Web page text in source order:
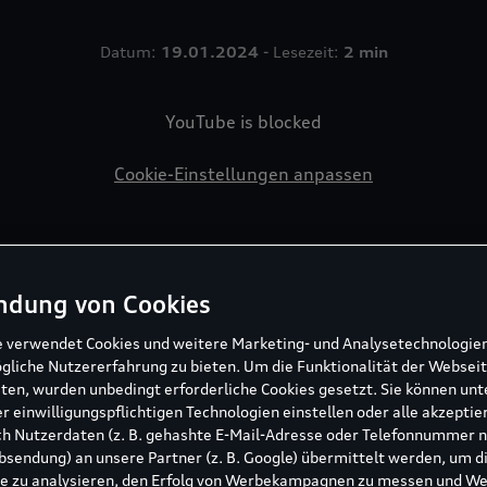
Datum: 19.01.2024- Lesezeit: 2 min
YouTube is blocked
Cookie-Einstellungen anpassen
Zell am See-Kaprun wieder zum ICE CAMP
Durchmesser von je 12 Metern die hochalpine
Klänge und ein eindrucksvoll in Szene
von Cookies
verwendet Cookies und weitere Marketing- und
Nutzererfahrung zu bieten. Um die Funktionalität der
wurden unbedingt erforderliche Cookies gesetzt. Sie können
einwilligungspflichtigen Technologien einstellen oder alle
Nutzerdaten (z. B. gehashte E-Mail-Adresse oder Telefonnummer
an unsere Partner (z. B. Google) übermittelt werden, um
zu analysieren, den Erfolg von Werbekampagnen zu messen und